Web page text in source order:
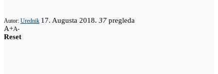
Autor: Urednik 17. Augusta 2018. 37 pregleda
A+A-
Reset